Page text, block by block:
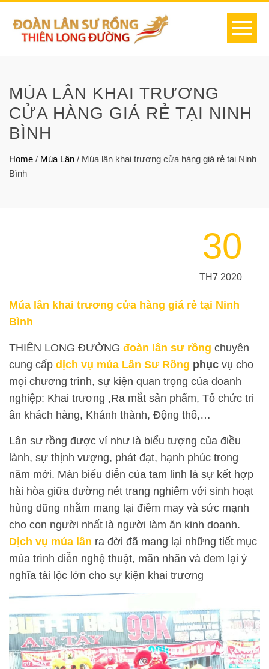
MÚA LÂN KHAI TRƯƠNG
CỬA HÀNG GIÁ RẺ TẠI NINH
BÌNH
Home / Múa Lân / Múa lân khai trương cửa hàng giá rẻ tại Ninh
Bình
30
TH7 2020
Múa lân khai trương cửa hàng giá rẻ tại Ninh
Bình
THIÊN LONG ĐƯỜNG đoàn lân sư rồng chuyên
cung cấp dịch vụ múa Lân Sư Rồng phục vụ cho
mọi chương trình, sự kiện quan trọng của doanh
nghiệp: Khai trương ,Ra mắt sản phẩm, Tổ chức tri
ân khách hàng, Khánh thành, Động thổ,…
Lân sư rồng được ví như là biểu tượng của điều
lành, sự thịnh vượng, phát đạt, hạnh phúc trong
năm mới. Màn biểu diễn của tam linh là sự kết hợp
hài hòa giữa đường nét trang nghiêm với sinh hoạt
hùng dũng nhằm mang lại điềm may và sức mạnh
cho con người nhất là người làm ăn kinh doanh.
Dịch vụ múa lân ra đời đã mang lại những tiết mục
múa trình diễn nghệ thuật, mãn nhãn và đem lại ý
nghĩa tài lộc lớn cho sự kiện khai trương